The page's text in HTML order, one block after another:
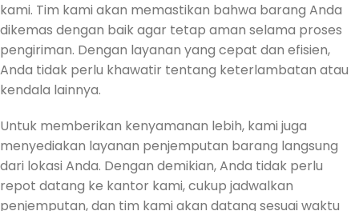
kami. Tim kami akan memastikan bahwa barang Anda
dikemas dengan baik agar tetap aman selama proses
pengiriman. Dengan layanan yang cepat dan efisien,
Anda tidak perlu khawatir tentang keterlambatan atau
kendala lainnya.
Untuk memberikan kenyamanan lebih, kami juga
menyediakan layanan penjemputan barang langsung
dari lokasi Anda. Dengan demikian, Anda tidak perlu
repot datang ke kantor kami, cukup jadwalkan
penjemputan, dan tim kami akan datang sesuai waktu